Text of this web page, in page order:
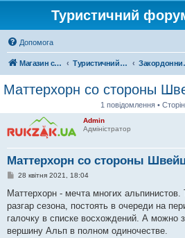
Туристичний
Допомога
Магазин спорядження Туристичний форум «Рюкзак»
Маттерхорн со стороны
1 повідомлення •
Admin
Адміністратор
Маттерхорн со стороны
П
в
д
о
л
28 квітня 2021, 18:04
Маттерхорн - мечта многих
разгар сезона, постоять в очереди на
галочку в списке восхождений. А можно
вершину Альп в полном одиночестве.